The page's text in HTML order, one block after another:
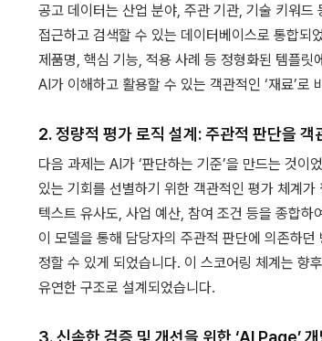
공고 데이터는 산업 분야, 주관 기관, 기술 키워
접근하고 검색할 수 있는 데이터베이스로 통합
제품명, 핵심 기능, 적용 사례 등 정형화된 템플
AI가 이해하고 활용할 수 있는 객관적인 ‘재료’로
2. 정량적 평가 로직 설계: 주관적 판단을 객
다음 과제는 AI가 ‘판단하는 기준’을 만드는 것
있는 기회를 선별하기 위한 객관적인 평가 체계
텍스트 유사도, 사업 예산, 참여 조건 등을 종합
이 모델을 통해 담당자의 주관적 판단에 의존하
정할 수 있게 되었습니다. 이 스코어링 체계는 향
유연한 구조로 설계되었습니다.
3. 신속한 검증 및 개선을 위한 ‘AI Page’